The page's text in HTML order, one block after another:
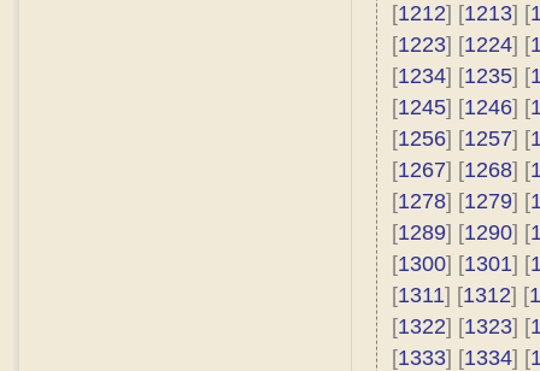
[1212] [1213] [
[1223] [1224] [
[1234] [1235] [
[1245] [1246] [
[1256] [1257] [
[1267] [1268] [
[1278] [1279] [
[1289] [1290] [
[1300] [1301] [
[1311] [1312] [
[1322] [1323] [
[1333] [1334] [